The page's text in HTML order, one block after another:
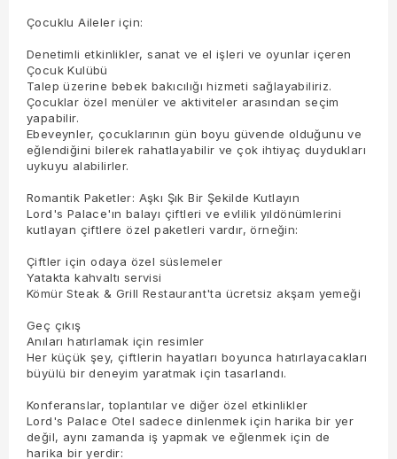
Çocuklu Aileler için:
Denetimli etkinlikler, sanat ve el işleri ve oyunlar içeren
Çocuk Kulübü
Talep üzerine bebek bakıcılığı hizmeti sağlayabiliriz.
Çocuklar özel menüler ve aktiviteler arasından seçim
yapabilir.
Ebeveynler, çocuklarının gün boyu güvende olduğunu ve
eğlendiğini bilerek rahatlayabilir ve çok ihtiyaç duydukları
uykuyu alabilirler.
Romantik Paketler: Aşkı Şık Bir Şekilde Kutlayın
Lord's Palace'ın balayı çiftleri ve evlilik yıldönümlerini
kutlayan çiftlere özel paketleri vardır, örneğin:
Çiftler için odaya özel süslemeler
Yatakta kahvaltı servisi
Kömür Steak & Grill Restaurant'ta ücretsiz akşam yemeği
Geç çıkış
Anıları hatırlamak için resimler
Her küçük şey, çiftlerin hayatları boyunca hatırlayacakları
büyülü bir deneyim yaratmak için tasarlandı.
Konferanslar, toplantılar ve diğer özel etkinlikler
Lord's Palace Otel sadece dinlenmek için harika bir yer
değil, aynı zamanda iş yapmak ve eğlenmek için de
harika bir yerdir: